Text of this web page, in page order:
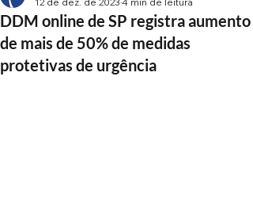
DDM online de SP registra aumento
de mais de 50% de medidas
protetivas de urgência